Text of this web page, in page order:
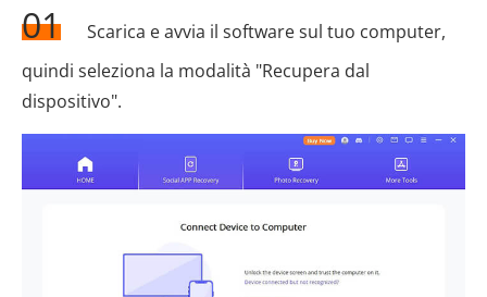
01
Scarica e avvia il software sul tuo computer,
quindi seleziona la modalità "Recupera dal
dispositivo".